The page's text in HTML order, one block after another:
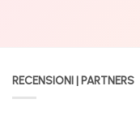
RECENSIONI | PARTNERS